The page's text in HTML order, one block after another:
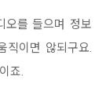
오를 들으며 정보
직이면 않되구요.
죠.